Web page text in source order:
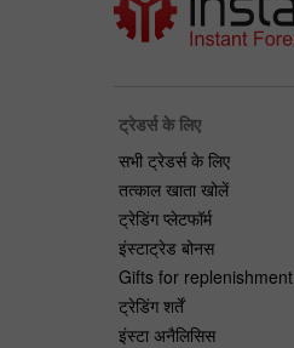
ट्रेडर्स के लिए
सभी ट्रेडर्स के लिए
तत्काल खाता खोलें
ट्रेडिंग प्लेटफॉर्म
इंस्टाट्रेड बोनस
Gifts for replenishment
ट्रेडिंग शर्तें
इंस्टा अनैलिसिस